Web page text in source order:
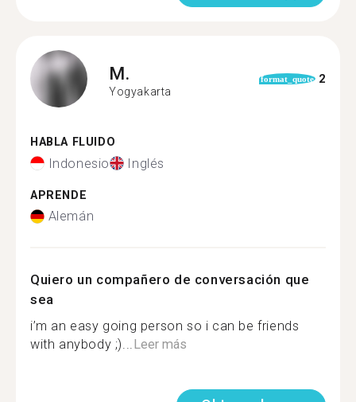
M.
Yogyakarta
format_quote 2
HABLA FLUIDO
Indonesio Inglés
APRENDE
Alemán
Quiero un compañero de conversación que
sea
i’m an easy going person so i can be friends
with anybody ;)...Leer más